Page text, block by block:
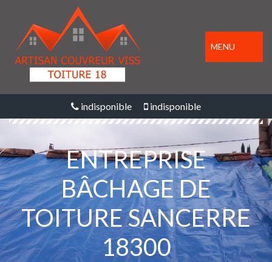
MENU
indisponible indisponible
ENTREPRISE
BÂCHAGE DE
TOITURE SANCERRE
18300